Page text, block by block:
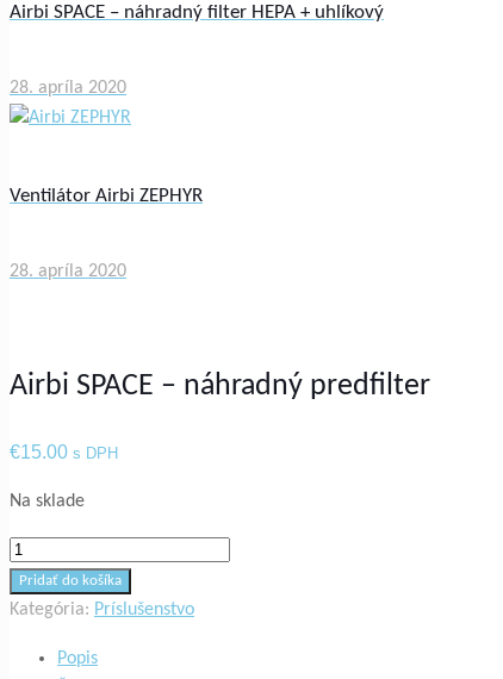
Airbi SPACE – náhradný filter HEPA + uhlíkový
28. apríla 2020
Ventilátor Airbi ZEPHYR
28. apríla 2020
Airbi SPACE – náhradný predfilter
€15.00 s DPH
Na sklade
množstvo
Airbi
SPACE
náhradný
Pridať do košíka
Kategória: Príslušenstvo
Popis